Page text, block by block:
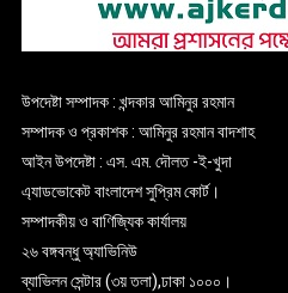
উপদেষ্টা সম্পাদক : খন্দকার আমিনুর রহমান
সম্পাদক ও প্রকাশক : আমিনুর রহমান বাদশাহ
আইন উপদেষ্টা : এস. এম. দৌলত -ই-খুদা
এ্যাডভোকেট বাংলাদেশ সুপ্রিম কোর্ট।
সম্পাদকীয় ও বাণিজ্যিক কার্যালয়
২৬ বঙ্গবন্ধু অ্যাভিনিউ
ব্যাভিলন সেন্টার (৩য় তলা),ঢাকা ১০০০।